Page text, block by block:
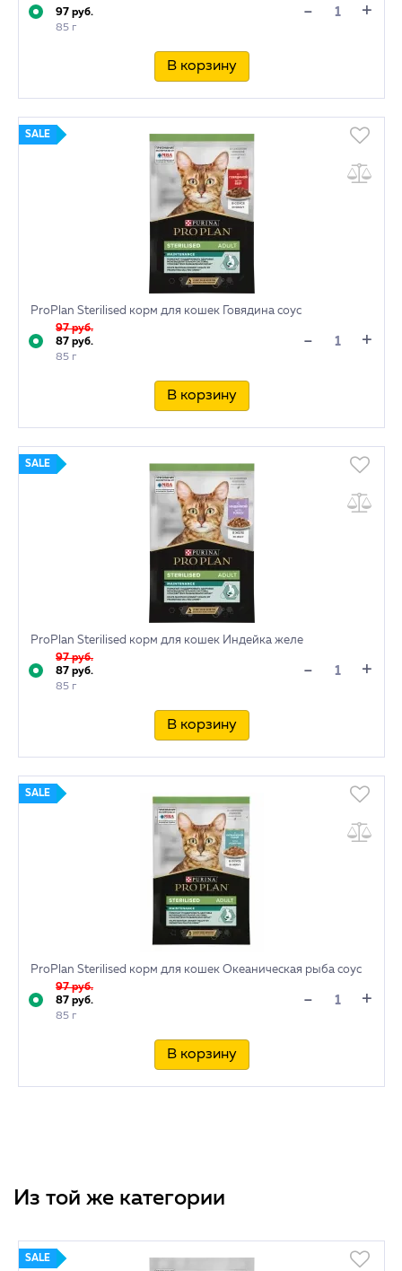
97 руб.
85 г
- +
В корзину
SALE
ProPlan Sterilised корм для кошек Говядина соус
97 руб.
87 руб.
85 г
- +
В корзину
SALE
ProPlan Sterilised корм для кошек Индейка желе
97 руб.
87 руб.
85 г
- +
В корзину
SALE
ProPlan Sterilised корм для кошек Океаническая рыба соус
97 руб.
87 руб.
85 г
- +
В корзину
Из той же категории
SALE